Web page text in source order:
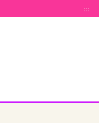
:::